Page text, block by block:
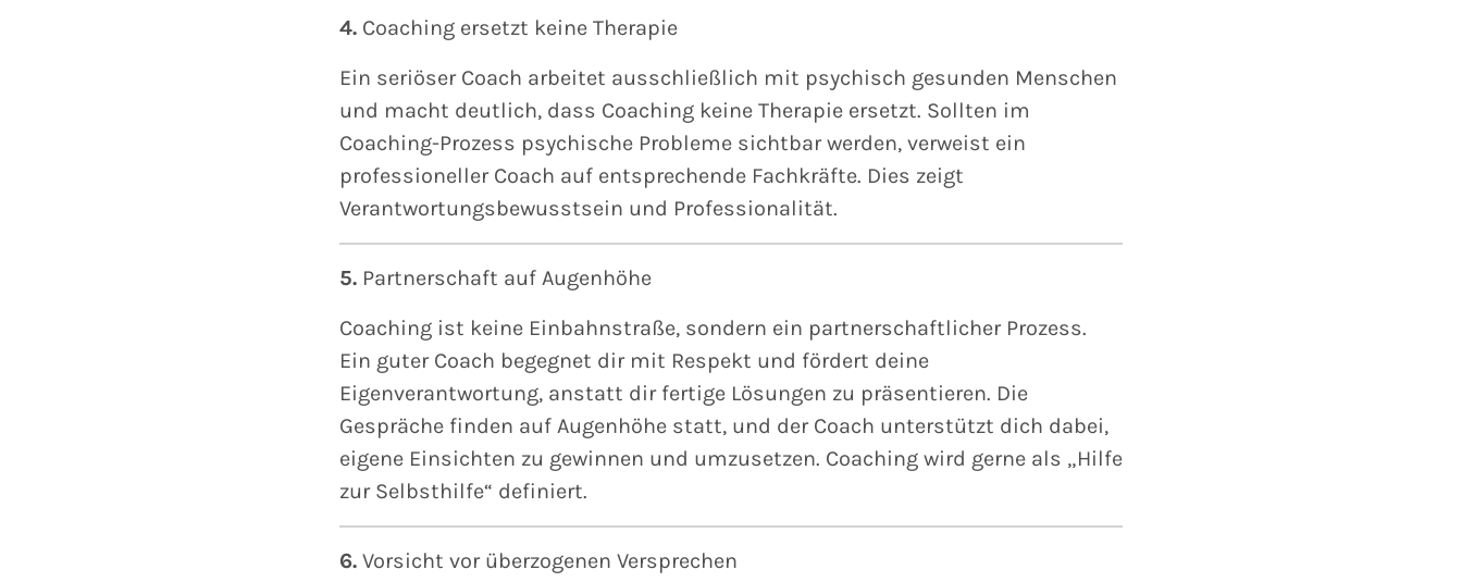
4. Coaching ersetzt keine Therapie
Ein seriöser Coach arbeitet ausschließlich mit psychisch gesunden Menschen
und macht deutlich, dass Coaching keine Therapie ersetzt. Sollten im
Coaching-Prozess psychische Probleme sichtbar werden, verweist ein
professioneller Coach auf entsprechende Fachkräfte. Dies zeigt
Verantwortungsbewusstsein und Professionalität.
5. Partnerschaft auf Augenhöhe
Coaching ist keine Einbahnstraße, sondern ein partnerschaftlicher Prozess.
Ein guter Coach begegnet dir mit Respekt und fördert deine
Eigenverantwortung, anstatt dir fertige Lösungen zu präsentieren. Die
Gespräche finden auf Augenhöhe statt, und der Coach unterstützt dich dabei,
eigene Einsichten zu gewinnen und umzusetzen. Coaching wird gerne als „Hilfe
zur Selbsthilfe“ definiert.
6. Vorsicht vor überzogenen Versprechen